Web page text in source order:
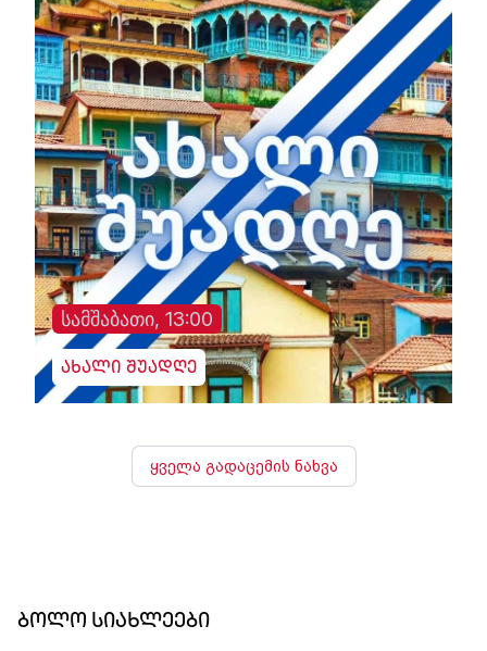
სამშაბათი, 13:00
ახალი შუადღე
ყველა გადაცემის ნახვა
ბოლო სიახლეები